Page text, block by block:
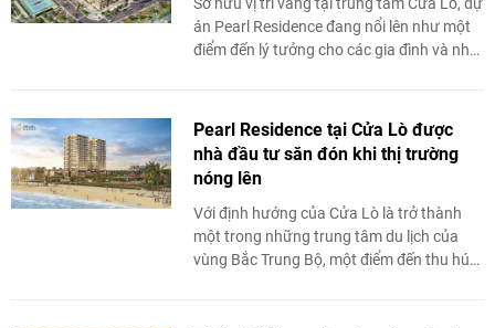
án Pearl Residence đang nổi lên như một
điểm đến lý tưởng cho các gia đình và nhà
Pearl Residence tại Cửa Lò được
nhà đầu tư săn đón khi thị trường
nóng lên
Với định hướng của Cửa Lò là trở thành
một trong những trung tâm du lịch của
vùng Bắc Trung Bộ, một điểm đến thu hút